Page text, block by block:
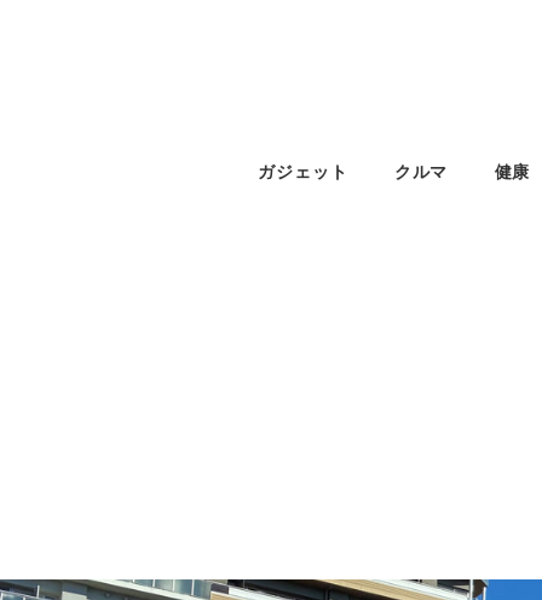
ガジェット クルマ 健康